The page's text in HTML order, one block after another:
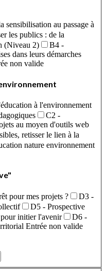
au passage à
les publics : de la
(Niveau 2)
B4 -
dans leurs démarches
non valide
à l'environnement
C2 -
au moyen d'outils web
retisser le lien à la
nature environnement
pour mes projets ?
D3 -
D5 - Prospective
initier l'avenir
D6 -
Entrée non valide